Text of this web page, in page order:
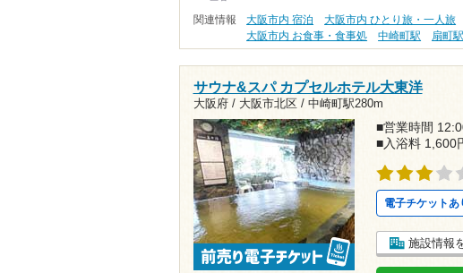
関連情報 大阪市内 宿泊 大阪市内 ひとり旅・一人旅
大阪市内 お食事・食事処
中崎町駅 扇町駅
サウナ&スパ カプセルホテル大東洋
大阪府 / 大阪市北区 / 中崎町駅280m
■営業時間
■入浴料 1,600
電子チケットあ
施設情報